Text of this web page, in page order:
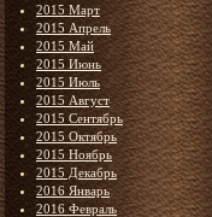
2015 Март
2015 Апрель
2015 Май
2015 Июнь
2015 Июль
2015 Август
2015 Сентябрь
2015 Октябрь
2015 Ноябрь
2015 Декабрь
2016 Январь
2016 Февраль